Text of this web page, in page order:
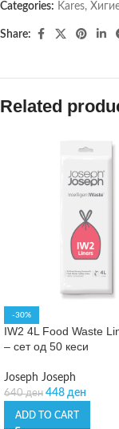
Categories: Kares,
Share:
Related
-30%
IW2 4L Food Waste
– сет од 50 кеси
Joseph Joseph
640ден 448 ден
ADD TO CART